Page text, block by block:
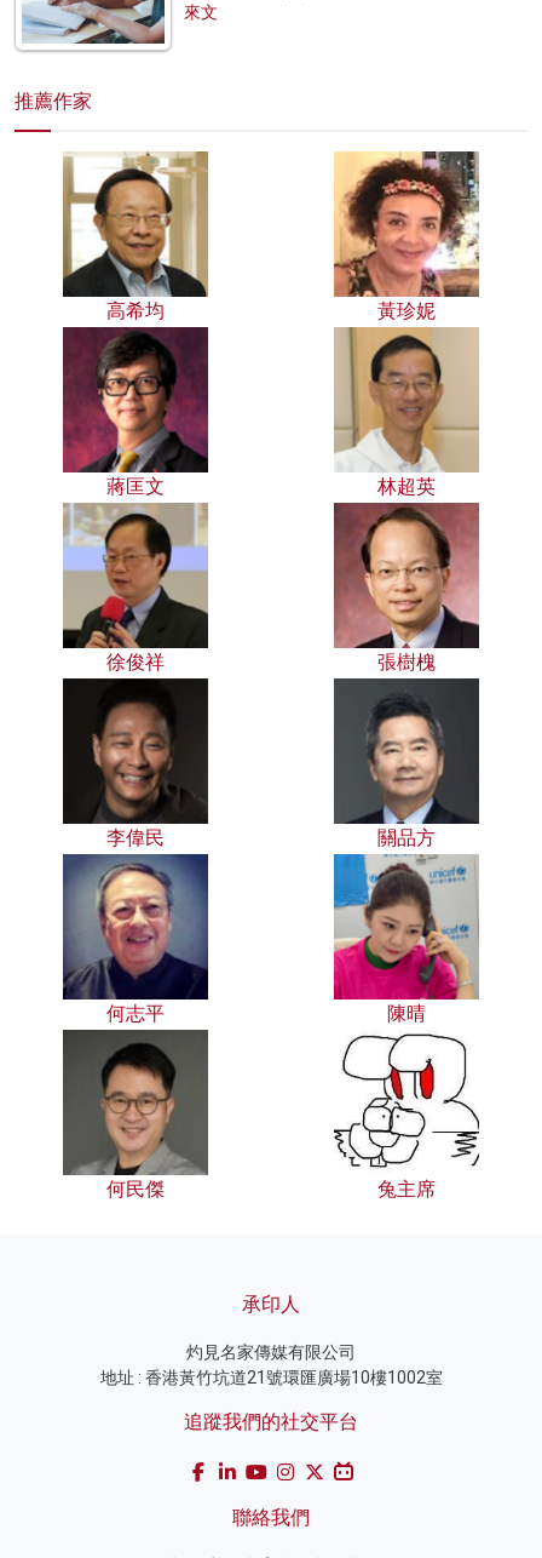
來文
推薦作家
高希均 黃珍妮
蔣匡文 林超英
徐俊祥 張樹槐
李偉民 關品方
何志平 陳晴
何民傑 兔主席
承印人
灼見名家傳媒有限公司
地址 : 香港黃竹坑道21號環匯廣場10樓1002室
追蹤我們的社交平台
聯絡我們